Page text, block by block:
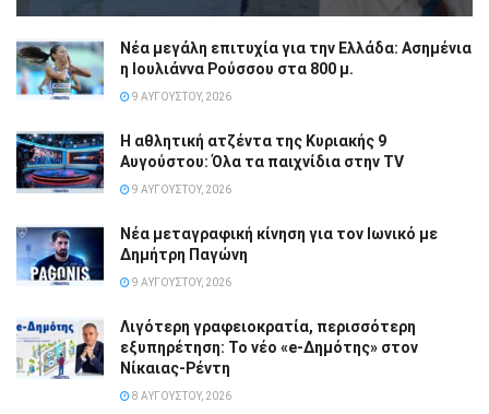
Νέα μεγάλη επιτυχία για την Ελλάδα: Ασημένια
η Ιουλιάννα Ρούσσου στα 800 μ.
9 ΑΥΓΟΎΣΤΟΥ, 2026
Η αθλητική ατζέντα της Κυριακής 9
Αυγούστου: Όλα τα παιχνίδια στην TV
9 ΑΥΓΟΎΣΤΟΥ, 2026
Νέα μεταγραφική κίνηση για τον Ιωνικό με
Δημήτρη Παγώνη
9 ΑΥΓΟΎΣΤΟΥ, 2026
Λιγότερη γραφειοκρατία, περισσότερη
εξυπηρέτηση: Το νέο «e-Δημότης» στον
Νίκαιας-Ρέντη
8 ΑΥΓΟΎΣΤΟΥ, 2026